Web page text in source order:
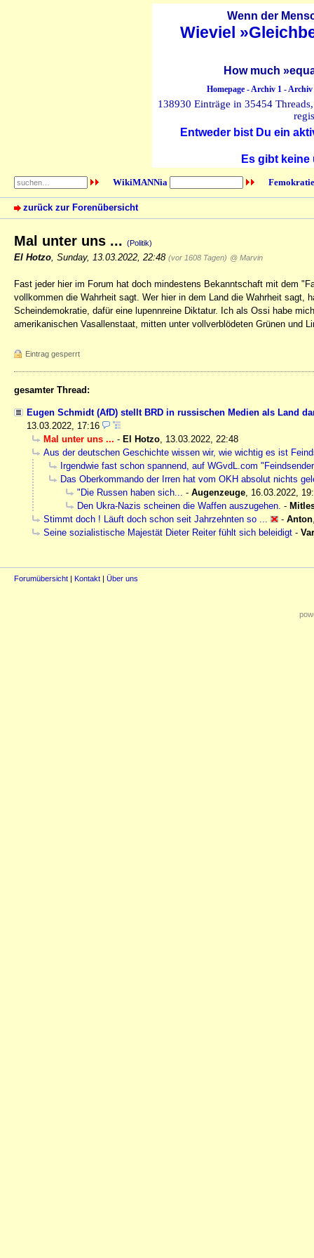
Wenn der
Wieviel
How much
Homepage-Archiv 1-Archiv
138930 Einträge in 35454
Entweder bist Du ein
Es gibt
WikiMANNia
zurück zur Forenübersicht
Mal unter uns ... (Politik)
El Hotzo Sunday, 13.03.2022, 22:48 (vor 1608 Tagen) @ Marvin
Fast jeder hier im Forum hat doch mindestens Bekanntschaft mit dem
vollkommen die Wahrheit sagt. Wer hier in dem Land die Wahrheit sagt,
Scheindemokratie, dafür eine lupennreine Diktatur. Ich als Ossi habe
amerikanischen Vasallenstaat, mitten unter vollverblödeten Grünen und
Eintrag gesperrt
gesamter Thread:
Eugen Schmidt (AfD) stellt BRD in russischen Medien als Land
13.03.2022, 17:16
Mal unter uns ... - El Hotzo 13.03.2022, 22:48
Aus der deutschen Geschichte wissen wir, wie wichtig es ist
Irgendwie fast schon spannend, auf WGvdL.com
Das Oberkommando der Irren hat vom OKH absolut nichts
"Die Russen haben sich...
- Augenzeuge 16.03.2022,
Den Ukra-Nazis scheinen die Waffen auszugehen. -
Stimmt doch ! Läuft doch schon seit Jahrzehnten so ...
- Anton
Seine sozialistische Majestät Dieter Reiter fühlt sich beleidigt -
Forumübersicht | Kontakt | Über uns